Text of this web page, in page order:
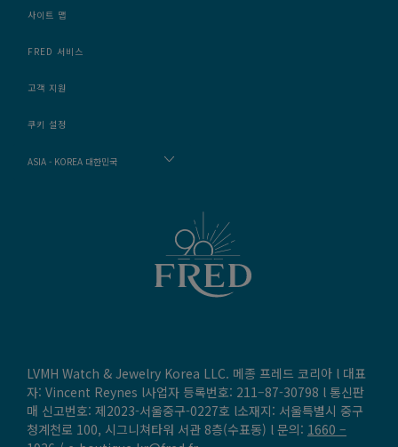
사이트 맵
FRED 서비스
고객 지원
쿠키 설정
ASIA - KOREA 대한민국
LVMH Watch & Jewelry Korea LLC. 메종 프레드 코리아 l 대표
자: Vincent Reynes l사업자 등록번호: 211–87-30798 l 통신판
매 신고번호: 제2023-서울중구-0227호 l소재지: 서울특별시 중구
청계천로 100, 시그니쳐타워 서관 8층(수표동) l 문의: 1660 –